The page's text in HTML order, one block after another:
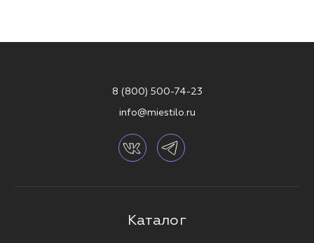
8 (800) 500-74-23
info@miestilo.ru
Каталог